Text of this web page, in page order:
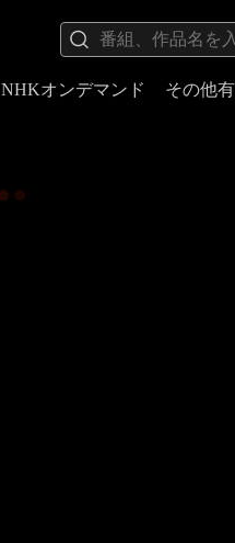
NHKオンデマンド その他